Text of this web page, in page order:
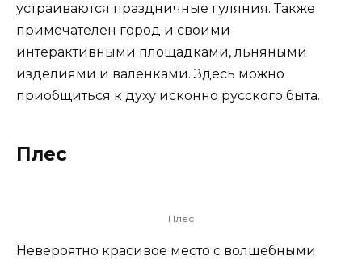
устраиваются праздничные гуляния. Также
примечателен город и своими
интерактивными площадками, льняными
изделиями и валенками. Здесь можно
приобщиться к духу исконно русского быта.
Плес
Плёс
Невероятно красивое место с волшебными